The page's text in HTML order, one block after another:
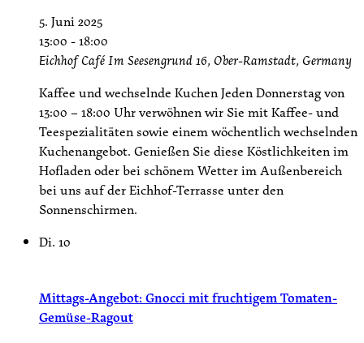
5. Juni 2025
13:00 -18:00
Eichhof CaféIm Seesengrund 16, Ober-Ramstadt, Germany
Kaffee und wechselnde Kuchen Jeden Donnerstag von
13:00 – 18:00 Uhr verwöhnen wir Sie mit Kaffee- und
Teespezialitäten sowie einem wöchentlich wechselnden
Kuchenangebot. Genießen Sie diese Köstlichkeiten im
Hofladen oder bei schönem Wetter im Außenbereich
bei uns auf der Eichhof-Terrasse unter den
Sonnenschirmen.
Di. 10
Mittags-Angebot: Gnocci mit fruchtigem Tomaten-
Gemüse-Ragout